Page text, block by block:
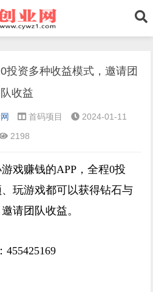
投资多种收益模式，邀请团
队收益
首码项目
2024-01-11
2198
戏赚钱的APP，全程0投
玩游戏都可以获得钻石与
请团队收益。